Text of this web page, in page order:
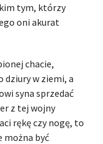
tym, którzy
oni akurat
chacie,
dziury w ziemi, a
syna sprzedać
z tej wojny
rękę czy nogę, to
można być